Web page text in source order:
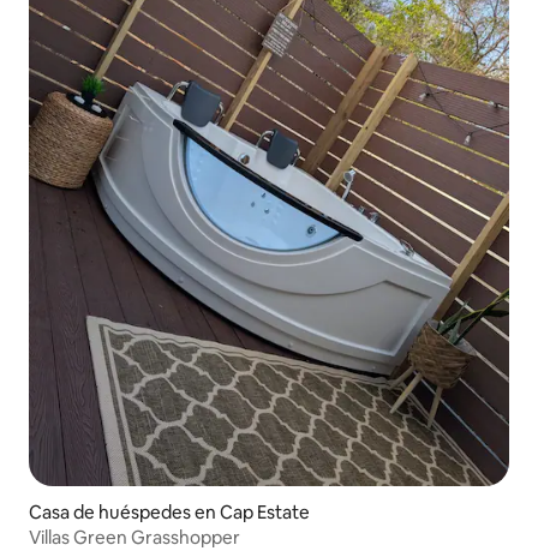
Casa de huéspedes en Cap Estate
Villas Green Grasshopper